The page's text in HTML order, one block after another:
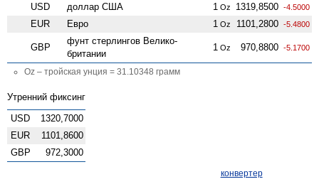
USD доллар США 1 Oz 1319,8500 -4.5000
EUR Евро 1 Oz 1101,2800 -5.4800
GBP
фунт стерлингов Велико­
британии
1 Oz 970,8800 -5.1700
Oz – тройская унция = 31.10348 грамм
Утренний фиксинг
USD
1320,7000
EUR
1101,8600
GBP
972,3000
конвертер